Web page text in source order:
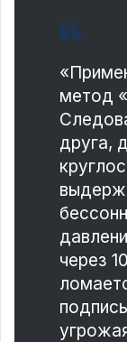
метод
друга,
через